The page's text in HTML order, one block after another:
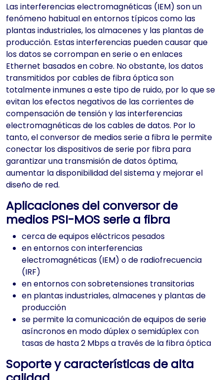
Las interferencias electromagnéticas (IEM) son un
fenómeno habitual en entornos típicos como las
plantas industriales, los almacenes y las plantas de
producción. Estas interferencias pueden causar que
los datos se corrompan en serie o en enlaces
Ethernet basados en cobre. No obstante, los datos
transmitidos por cables de fibra óptica son
totalmente inmunes a este tipo de ruido, por lo que se
evitan los efectos negativos de las corrientes de
compensación de tensión y las interferencias
electromagnéticas de los cables de datos. Por lo
tanto, el conversor de medios serie a fibra le permite
conectar los dispositivos de serie por fibra para
garantizar una transmisión de datos óptima,
aumentar la disponibilidad del sistema y mejorar el
diseño de red.
Aplicaciones del conversor de
medios PSI-MOS serie a fibra
cerca de equipos eléctricos pesados
en entornos con interferencias
electromagnéticas (IEM) o de radiofrecuencia
(IRF)
en entornos con sobretensiones transitorias
en plantas industriales, almacenes y plantas de
producción
se permite la comunicación de equipos de serie
asíncronos en modo dúplex o semidúplex con
tasas de hasta 2 Mbps a través de la fibra óptica
Soporte y características de alta